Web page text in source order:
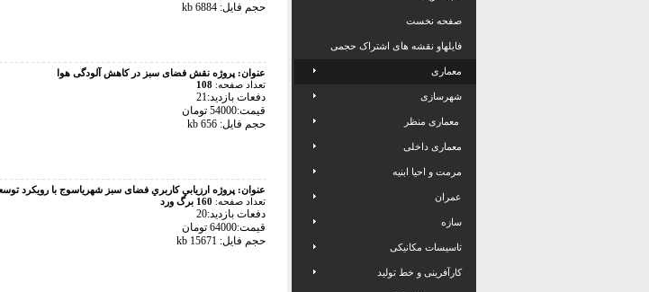
حجم فایل: 6884 kb
عنوان: پروژه نقش فضای سبز در کاهش آلودگی هوا
تعداد صفحه: 108
دفعات بازدید:21
قیمت:54000 تومان
حجم فایل: 656 kb
عنوان: پروژه ارزيابي کاربري فضای سبز شهریاسوج با رویکرد
تعداد صفحه: 160 برگ ورد
دفعات بازدید:20
قیمت:64000 تومان
حجم فایل: 15671 kb
صفحه نخست
فایلهاو نقشه های اشتراک حجمی
معماری
شهرسازی
معماری منظر
معماری داخلی
مرمت و احیا ابنیه
عمران
سازه
تاسیسات مکانیکی
کارآفرینی و خط تولید